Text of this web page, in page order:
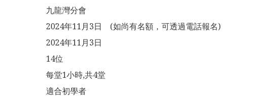
九龍灣分會
2024年11月3日 (如尚有名額，可透過電話報名)
2024年11月3日
14位
每堂1小時,共4堂
適合初學者